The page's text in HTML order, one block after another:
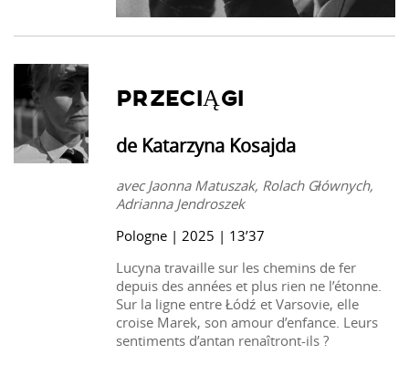
PRZECIĄGI
de Katarzyna Kosajda
avec Jaonna Matuszak, Rolach Głównych,
Adrianna Jendroszek
Pologne | 2025 | 13’37
Lucyna travaille sur les chemins de fer
depuis des années et plus rien ne l’étonne.
Sur la ligne entre Łódź et Varsovie, elle
croise Marek, son amour d’enfance. Leurs
sentiments d’antan renaîtront-ils ?